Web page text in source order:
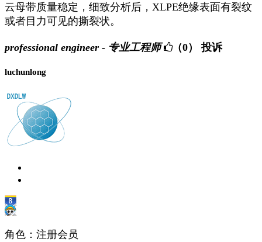
云母带质量稳定，细致分析后，XLPE绝缘表面有裂纹
或者目力可见的撕裂状。
professional engineer - 专业工程师 （0） 投诉
luchunlong
角色：注册会员